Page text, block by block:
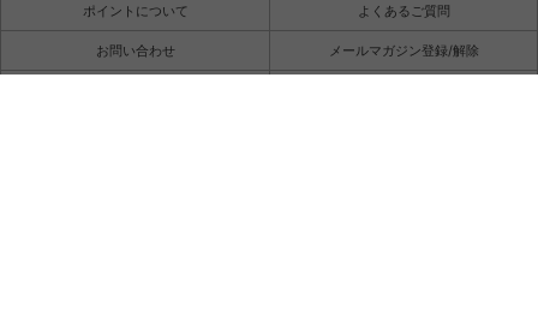
ポイントについて よくあるご質問
お問い合わせ メールマガジン登録/解除